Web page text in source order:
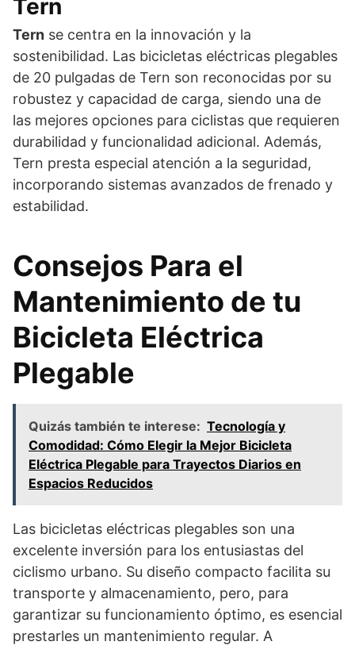
Tern
Tern se centra en la innovación y la
sostenibilidad. Las bicicletas eléctricas plegables
de 20 pulgadas de Tern son reconocidas por su
robustez y capacidad de carga, siendo una de
las mejores opciones para ciclistas que requieren
durabilidad y funcionalidad adicional. Además,
Tern presta especial atención a la seguridad,
incorporando sistemas avanzados de frenado y
estabilidad.
Consejos Para el
Mantenimiento de tu
Bicicleta Eléctrica
Plegable
Quizás también te interese: Tecnología y
Comodidad: Cómo Elegir la Mejor Bicicleta
Eléctrica Plegable para Trayectos Diarios en
Espacios Reducidos
Las bicicletas eléctricas plegables son una
excelente inversión para los entusiastas del
ciclismo urbano. Su diseño compacto facilita su
transporte y almacenamiento, pero, para
garantizar su funcionamiento óptimo, es esencial
prestarles un mantenimiento regular. A